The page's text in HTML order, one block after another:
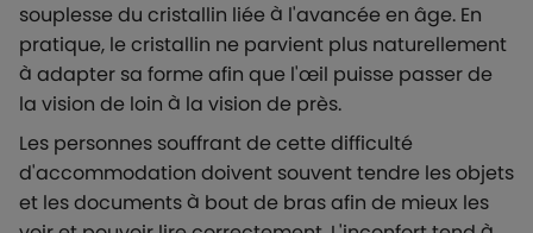
souplesse du cristallin liée à l'avancée en âge. En
pratique, le cristallin ne parvient plus naturellement
à adapter sa forme afin que l'œil puisse passer de
la vision de loin à la vision de près.
Les personnes souffrant de cette difficulté
d'accommodation doivent souvent tendre les objets
et les documents à bout de bras afin de mieux les